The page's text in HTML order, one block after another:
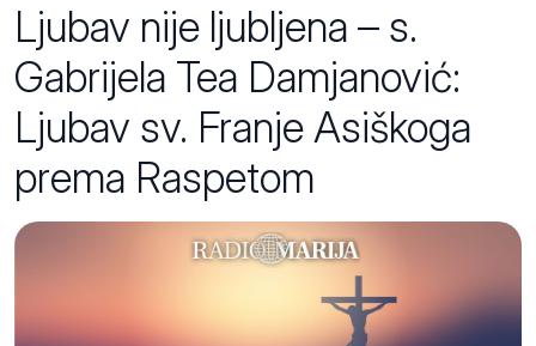
Ljubav nije ljubljena – s.
Gabrijela Tea Damjanović:
Ljubav sv. Franje Asiškoga
prema Raspetom